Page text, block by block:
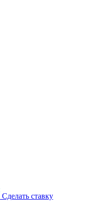
Сделать ставку